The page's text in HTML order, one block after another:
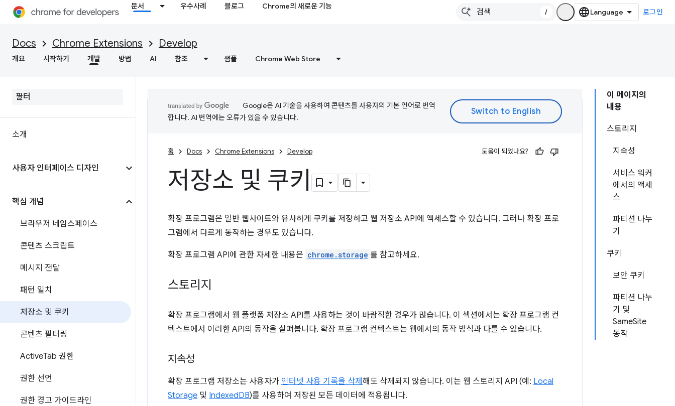
문서 우수사례 블로그 Chrome의 새로운 기능
/ 로그인
Docs Chrome Extensions Develop
개요 시작하기 개발 방법 AI 참조 샘플 Chrome Web Store
소개
사용자 인터페이스 디자인
핵심 개념
브라우저 네임스페이스
콘텐츠 스크립트
메시지 전달
패턴 일치
저장소 및 쿠키
콘텐츠 필터링
ActiveTab 권한
권한 선언
권한 경고 가이드라인
이 페이지의
내용
스토리지
지속성
서비스 워커
에서의 액세
스
파티션 나누
기
쿠키
보안 쿠키
파티션 나누
기 및
SameSite
동작
Google은 AI 기술을 사용하여 콘텐츠를 사용자의 기본 언어로 번역
합니다. AI 번역에는 오류가 있을 수 있습니다.
홈 Docs Chrome Extensions Develop 도움이 되었나요?
저장소 및 쿠키
확장 프로그램은 일반 웹사이트와 유사하게 쿠키를 저장하고 웹 저장소 API에 액세스할 수 있습니다. 그러나 확장 프로
그램에서 다르게 동작하는 경우도 있습니다.
확장 프로그램 API에 관한 자세한 내용은 chrome.storage 를 참고하세요.
스토리지
확장 프로그램에서 웹 플랫폼 저장소 API를 사용하는 것이 바람직한 경우가 많습니다. 이 섹션에서는 확장 프로그램 컨
텍스트에서 이러한 API의 동작을 살펴봅니다. 확장 프로그램 컨텍스트는 웹에서의 동작 방식과 다를 수 있습니다.
지속성
확장 프로그램 저장소는 사용자가 인터넷 사용 기록을 삭제 해도 삭제되지 않습니다. 이는 웹 스토리지 API (예: Local
Storage 및 IndexedDB)를 사용하여 저장된 모든 데이터에 적용됩니다.